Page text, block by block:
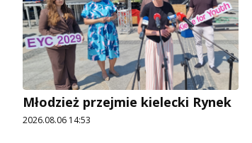
Młodzież przejmie kielecki Rynek
2026.08.06 14:53